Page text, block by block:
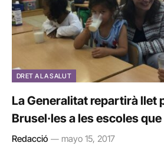
DRET A LA SALUT
La Generalitat repartirà llet
Brusel·les a les escoles
Redacció mayo 15, 2017